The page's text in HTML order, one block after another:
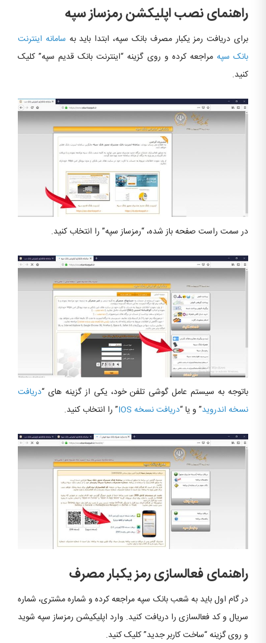
راهنمای نصب اپلیکشن رمزساز سپه
برای دریافت رمز یکبار مصرف بانک سپه، ابتدا باید به سامانه اینترنت
بانک سپه مراجعه کرده و روی گزینه “اینترنت بانک قدیم سپه” کلیک
کنید.
در سمت راست صفحه باز شده، “رمزساز سپه” را انتخاب کنید.
باتوجه به سیستم عامل گوشی تلفن خود، یکی از گزینه های “دریافت
نسخه اندروید” و یا “دریافت نسخه IOS ” را انتخاب کنید.
راهنمای فعالسازی رمز یکبار مصرف
در گام اول باید به شعب بانک سپه مراجعه کرده و شماره مشتری، شماره
سریال و کد فعالسازی را دریافت کنید. وارد اپلیکیشن رمزساز سپه شوید
و روی گزینه “ساخت کاربر جدید” کلیک کنید.